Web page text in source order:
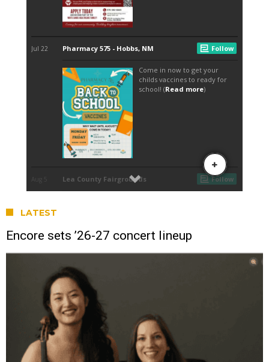
LATEST
Encore sets ’26-27 concert lineup